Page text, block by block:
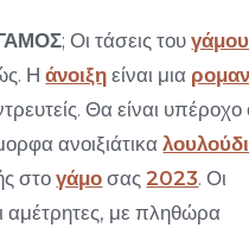
; Οι τάσεις τουγάμου
Ηάνοιξη είναι μια
Θα είναι υπέροχο
ανοιξιάτικα
στογάμο σας2023. Οι
αμέτρητες, με πληθώρα